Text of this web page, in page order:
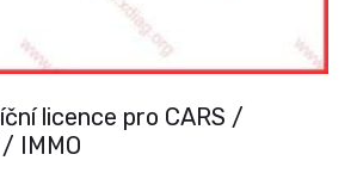
licence pro CARS /
IMMO